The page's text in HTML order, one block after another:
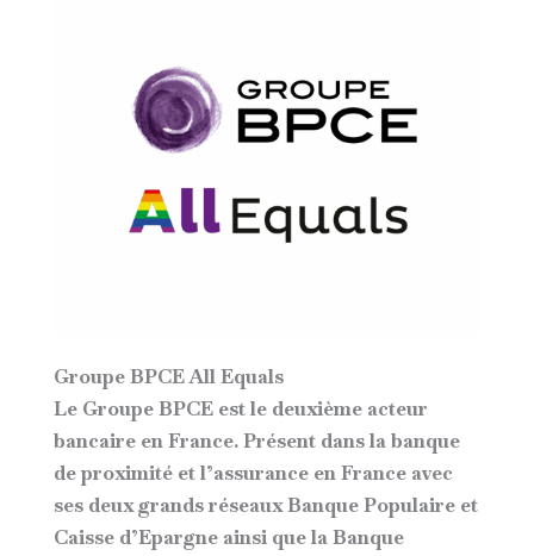
Groupe BPCE All Equals
Le Groupe BPCEest le deuxième acteur
bancaire en France. Présent dans la banque
de proximité et l’assurance en France avec
ses deux grands réseaux Banque Populaire et
Caisse d’Epargne ainsi que la Banque